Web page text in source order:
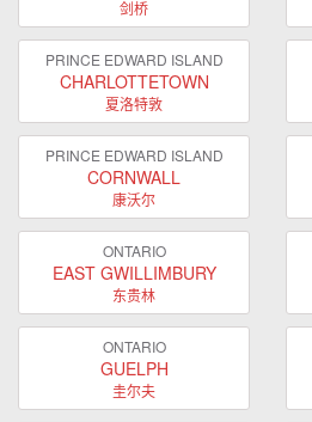
剑桥
PRINCE EDWARD ISLAND
CHARLOTTETOWN
夏洛特敦
PRINCE EDWARD ISLAND
CORNWALL
康沃尔
ONTARIO
EAST GWILLIMBURY
东贵林
ONTARIO
GUELPH
圭尔夫